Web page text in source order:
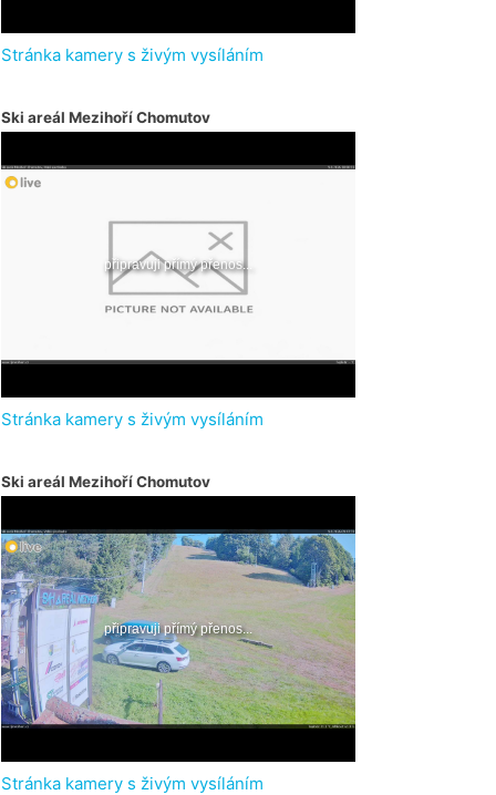
Stránka kamery s živým vysíláním
Ski areál Mezihoří Chomutov
Stránka kamery s živým vysíláním
Ski areál Mezihoří Chomutov
Stránka kamery s živým vysíláním